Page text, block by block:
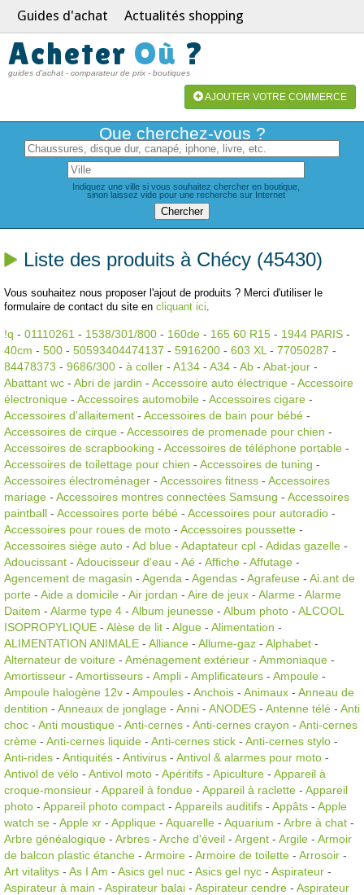
Guides d'achat Actualités shopping
Acheter Où ?
guides d'achat - comparateur de prix - boutiques
AJOUTER VOTRE COMMERCE
Que cherchez-vous ?
Indiquez une ville si vous souhaitez chercher en boutique,
sinon laissez vide pour une recherche sur Internet
Liste des produits à Chécy (45430)
Vous souhaitez nous proposer l'ajout de produits ? Merci d'utiliser le
formulaire de contact du site en cliquant ici.
!q - 01110261 - 1538/301/800 - 160de - 165 60 R15 - 1944 PARIS -
40cm - 500 - 50593404474137 - 5916200 - 603 XL - 77050287 -
84478373 - 9686/300 - à coller - A134 - A34 - Ab - Abat-jour -
Abattant wc - Abri de jardin - Accessoire auto électrique - Accessoire
électronique - Accessoires automobile - Accessoires cigare -
Accessoires d'allaitement - Accessoires de bain pour bébé -
Accessoires de cirque - Accessoires de promenade pour chien -
Accessoires de scrapbooking - Accessoires de téléphone portable -
Accessoires de toilettage pour chien - Accessoires de tuning -
Accessoires électroménager - Accessoires fitness - Accessoires
mariage - Accessoires montres connectées Samsung - Accessoires
paintball - Accessoires porte bébé - Accessoires pour autoradio -
Accessoires pour roues de moto - Accessoires poussette -
Accessoires siège auto - Ad blue - Adaptateur cpl - Adidas gazelle -
Adoucissant - Adoucisseur d'eau - Aé - Affiche - Affutage -
Agencement de magasin - Agenda - Agendas - Agrafeuse - Ai.ant de
porte - Aide a domicile - Air jordan - Aire de jeux - Alarme - Alarme
Daitem - Alarme type 4 - Album jeunesse - Album photo - ALCOOL
ISOPROPYLIQUE - Alèse de lit - Algue - Alimentation -
ALIMENTATION ANIMALE - Alliance - Allume-gaz - Alphabet -
Alternateur de voiture - Aménagement extérieur - Ammoniaque -
Amortisseur - Amortisseurs - Ampli - Amplificateurs - Ampoule -
Ampoule halogène 12v - Ampoules - Anchois - Animaux - Anneau de
dentition - Anneaux de jonglage - Anni - ANODES - Antenne télé - Anti
choc - Anti moustique - Anti-cernes - Anti-cernes crayon - Anti-cernes
crème - Anti-cernes liquide - Anti-cernes stick - Anti-cernes stylo -
Anti-rides - Antiquités - Antivirus - Antivol & alarmes pour moto -
Antivol de vélo - Antivol moto - Apéritifs - Apiculture - Appareil à
croque-monsieur - Appareil à fondue - Appareil à raclette - Appareil
photo - Appareil photo compact - Appareils auditifs - Appâts - Apple
watch se - Apple xr - Applique - Aquarelle - Aquarium - Arbre à chat -
Arbre généalogique - Arbres - Arche d'éveil - Argent - Argile - Armoir
de balcon plastic étanche - Armoire - Armoire de toilette - Arrosoir -
Art vitalitys - As I Am - Asics gel nuc - Asics gel nyc - Aspirateur -
Aspirateur à main - Aspirateur balai - Aspirateur cendre - Aspirateur